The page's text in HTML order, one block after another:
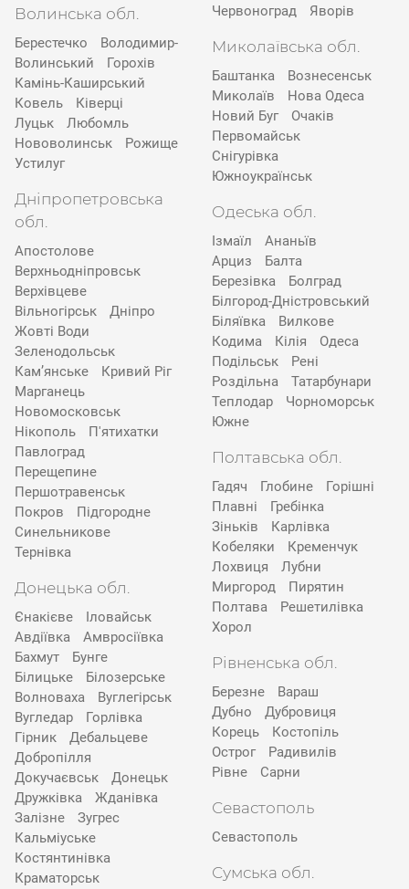
Волинська обл.
Берестечко
Володимир-
Волинський
Горохів
Камінь-Каширський
Ковель
Ківерці
Луцьк
Любомль
Нововолинськ
Рожище
Устилуг
Дніпропетровська
обл.
Апостолове
Верхньодніпровськ
Верхівцеве
Вільногірськ
Дніпро
Жовті Води
Зеленодольськ
Кам’янське
Кривий Ріг
Марганець
Новомосковськ
Нікополь
П'ятихатки
Павлоград
Перещепине
Першотравенськ
Покров
Підгородне
Синельникове
Тернівка
Донецька обл.
Єнакієве
Іловайськ
Авдіївка
Амвросіївка
Бахмут
Бунге
Білицьке
Білозерське
Волноваха
Вуглегірськ
Вугледар
Горлівка
Гірник
Дебальцеве
Добропілля
Докучаєвськ
Донецьк
Дружківка
Жданівка
Залізне
Зугрес
Кальміуське
Костянтинівка
Краматорськ
Червоноград
Яворів
Миколаївська обл.
Баштанка
Вознесенськ
Миколаїв
Нова Одеса
Новий Буг
Очаків
Первомайськ
Снігурівка
Южноукраїнськ
Одеська обл.
Ізмаїл
Ананьїв
Арциз
Балта
Березівка
Болград
Білгород-Дністровський
Біляївка
Вилкове
Кодима
Кілія
Одеса
Подільськ
Рені
Роздільна
Татарбунари
Теплодар
Чорноморськ
Южне
Полтавська обл.
Гадяч Глобине
Горішні
Плавні
Гребінка
Зіньків
Карлівка
Кобеляки
Кременчук
Лохвиця
Лубни
Миргород
Пирятин
Полтава
Решетилівка
Хорол
Рівненська обл.
Березне
Вараш
Дубно
Дубровиця
Корець
Костопіль
Острог
Радивилів
Рівне
Сарни
Севастополь
Севастополь
Сумська обл.